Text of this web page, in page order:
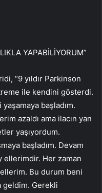
YAPABİLİYORUM”
“9 yıldır Parkinson
ile kendini gösterdi.
başladım.
azaldı ama ilacın yan
yaşıyordum.
başladım. Devam
Her zaman
Bu durum beni
geldim. Gerekli